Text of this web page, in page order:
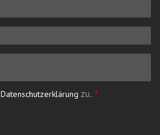
Datenschutzerklärung zu. *